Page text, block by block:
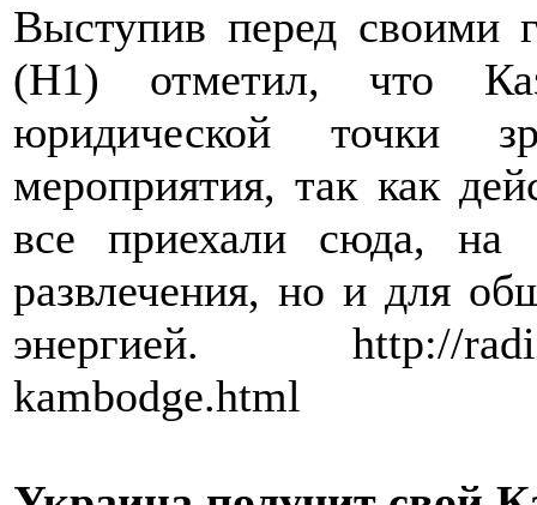
Выступив перед своими
(Н1) отметил, что
юридической точки
мероприятия, так как
все приехали сюда, на
развлечения, но и для
энергией. http://
kambodge.html